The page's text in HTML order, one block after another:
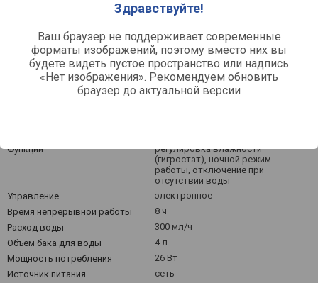
Здравствуйте!
Ваш браузер не поддерживает современные
форматы изображений, поэтому вместо них вы
будете видеть пустое пространство или надпись
«Нет изображения». Рекомендуем обновить
браузер до актуальной версии
Другое
увлажнитель
Функции
регулировка влажности
(гигростат), ночной режим
работы, отключение при
отсутствии воды
Управление
электронное
Время непрерывной работы
8 ч
Расход воды
300 мл/ч
Объем бака для воды
4 л
Мощность потребления
26 Вт
Источник питания
сеть